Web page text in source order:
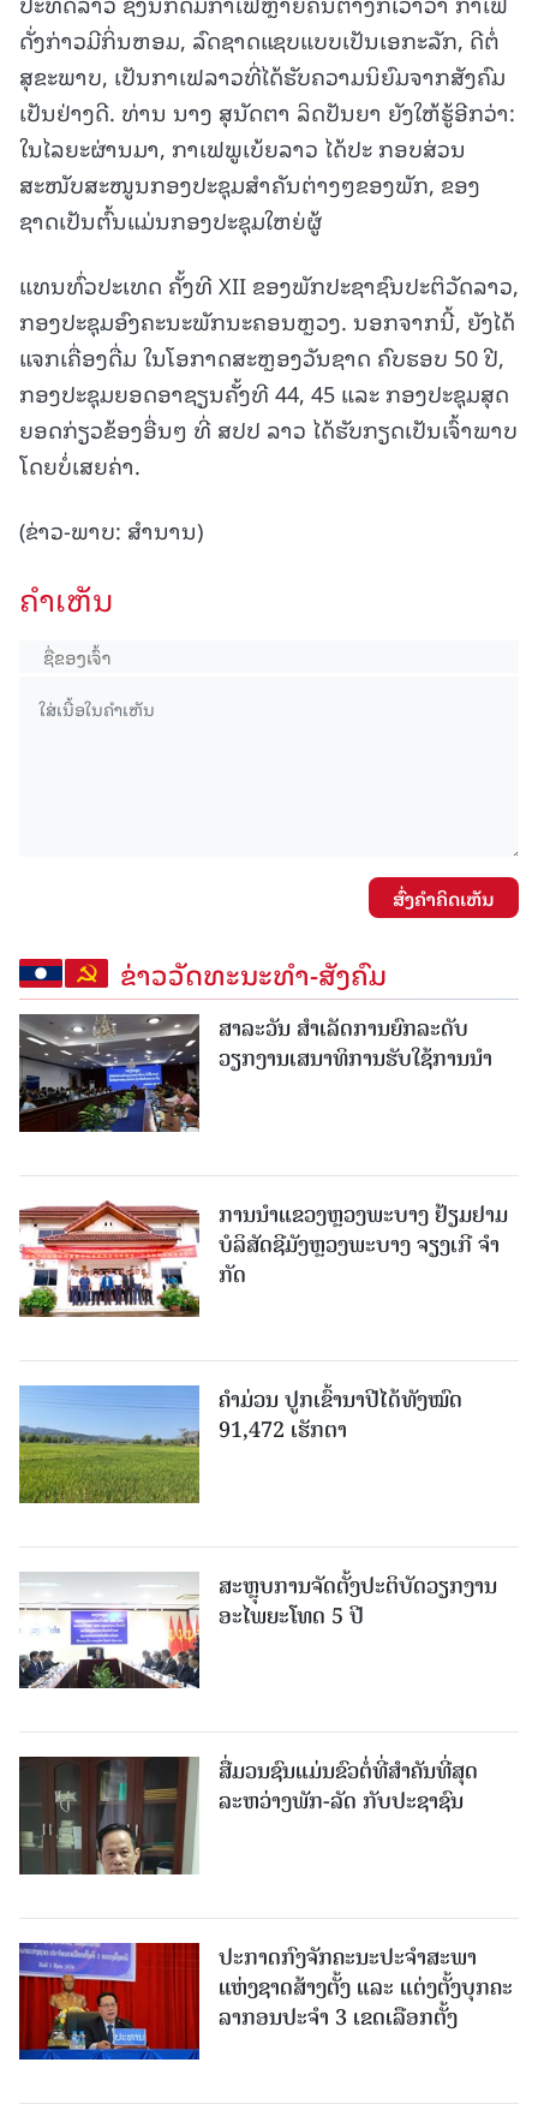
ດັ່ງກ່າວມີກິ່ນຫອມ, ລົດຊາດແຊບແບບເປັນເອກະລັກ, ດີຕໍ່
ສຸຂະພາບ, ເປັນກາເຟລາວທີ່ໄດ້ຮັບຄວາມນິຍົມຈາກສັງຄົມ
ເປັນຢ່າງດີ. ທ່ານ ນາງ ສຸນັດຕາ ລິດປັນຍາ ຍັງໃຫ້ຮູ້ອີກວ່າ:
ໃນໄລຍະຜ່ານມາ, ກາເຟພູເບ້ຍລາວ ໄດ້ປະ ກອບສ່ວນ
ສະໜັບສະໜູນກອງປະຊຸມສຳຄັນຕ່າງໆຂອງພັກ, ຂອງ
ຊາດເປັນຕົ້ນແມ່ນກອງປະຊຸມໃຫຍ່ຜູ້
ແທນທົ່ວປະເທດ ຄັ້ງທີ XII ຂອງພັກປະຊາຊົນປະຕິວັດລາວ,
ກອງປະຊຸມອົງຄະນະພັກນະຄອນຫຼວງ. ນອກຈາກນີ້, ຍັງໄດ້
ແຈກເຄື່ອງດື່ມ ໃນໂອກາດສະຫຼອງວັນຊາດ ຄົບຮອບ 50 ປີ,
ກອງປະຊຸມຍອດອາຊຽນຄັ້ງທີ 44, 45 ແລະ ກອງປະຊຸມສຸດ
ຍອດກ່ຽວຂ້ອງອື່ນໆ ທີ່ ສປປ ລາວ ໄດ້ຮັບກຽດເປັນເຈົ້າພາບ
ໂດຍບໍ່ເສຍຄ່າ.
(ຂ່າວ-ພາບ: ສຳນານ)
ຄໍາເຫັນ
ສົ່ງຄໍາຄິດເຫັນ
ຂ່າວວັດທະນະທຳ-ສັງຄົມ
ສາລະວັນ ສໍາເລັດການຍົກລະດັບ
ວຽກງານເສນາທິການຮັບໃຊ້ການນໍາ
ການນຳແຂວງຫຼວງພະບາງ ຢ້ຽມ​ຢາມ
ບໍ​ລິ​ສັດຊີມັງຫຼວງພະບາງ ຈຽງເກີ ຈໍາ
ກັດ
ຄໍາມ່ວນ ປູກເຂົ້ານາປີໄດ້ທັງໝົດ
91,472 ເຮັກຕາ
ສະຫຼຸບການຈັດຕັ້ງປະຕິບັດວຽກງານ
ອະໄພຍະໂທດ 5 ປີ
ສື່ມວນຊົນແມ່ນຂົວຕໍ່ທີ່ສໍາຄັນທີ່ສຸດ
ລະຫວ່າງພັກ-ລັດ ກັບປະຊາຊົນ
ປະກາດກົງຈັກຄະນະປະຈໍາສະພາ
ແຫ່ງຊາດສ້າງຕັ້ງ ແລະ ແຕ່ງຕັ້ງບຸກຄະ
ລາກອນປະຈໍາ 3 ເຂດເລືອກຕັ້ງ